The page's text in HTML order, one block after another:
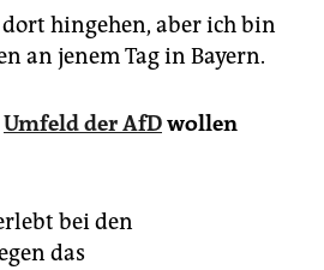
hingehen, aber ich bin
an jenem Tag in Bayern.
Umfeld der AfDwollen
bei den
das